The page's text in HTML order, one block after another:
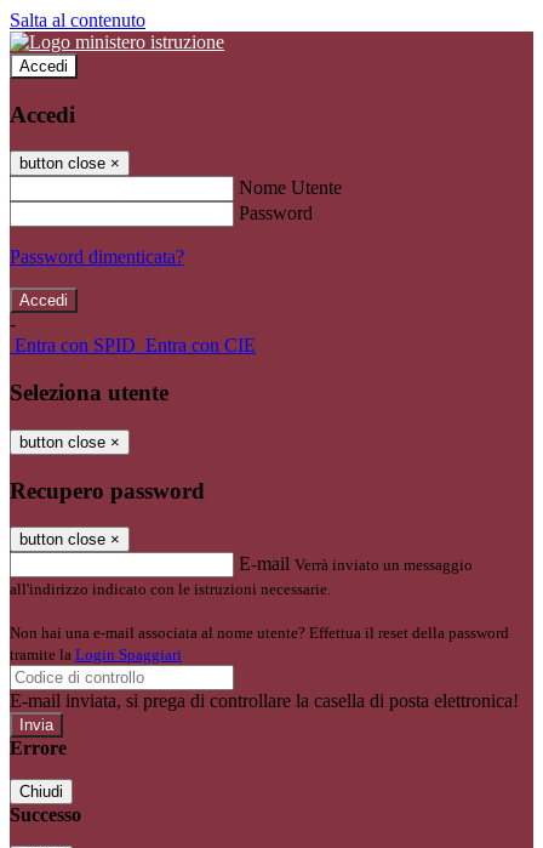
Salta al contenuto
Accedi
Accedi
button close ×
Nome Utente
Password
Password dimenticata?
-
Entra con SPID Entra con CIE
Seleziona utente
button close ×
Recupero password
button close ×
E-mail Verrà inviato un messaggio
all'indirizzo indicato con le istruzioni necessarie.
Non hai una e-mail associata al nome utente? Effettua il reset della password
tramite la Login Spaggiari
E-mail inviata, si prega di controllare la casella di posta elettronica!
Errore
Chiudi
Successo